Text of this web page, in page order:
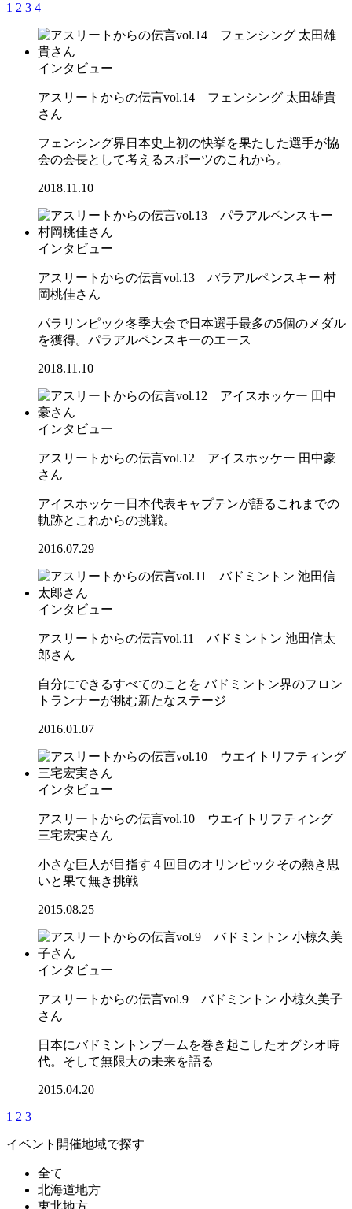
1 2 3 4
インタビュー
アスリートからの伝言vol.14 フェンシング 太田雄貴
さん
フェンシング界日本史上初の快挙を果たした選手が協
会の会長として考えるスポーツのこれから。
2018.11.10
インタビュー
アスリートからの伝言vol.13 パラアルペンスキー 村
岡桃佳さん
パラリンピック冬季大会で日本選手最多の5個のメダル
を獲得。パラアルペンスキーのエース
2018.11.10
インタビュー
アスリートからの伝言vol.12 アイスホッケー 田中豪
さん
アイスホッケー日本代表キャプテンが語るこれまでの
軌跡とこれからの挑戦。
2016.07.29
インタビュー
アスリートからの伝言vol.11 バドミントン 池田信太
郎さん
自分にできるすべてのことを バドミントン界のフロン
トランナーが挑む新たなステージ
2016.01.07
インタビュー
アスリートからの伝言vol.10 ウエイトリフティング
三宅宏実さん
小さな巨人が目指す４回目のオリンピックその熱き思
いと果て無き挑戦
2015.08.25
インタビュー
アスリートからの伝言vol.9 バドミントン 小椋久美子
さん
日本にバドミントンブームを巻き起こしたオグシオ時
代。そして無限大の未来を語る
2015.04.20
1 2 3
イベント開催地域で探す
全て
北海道地方